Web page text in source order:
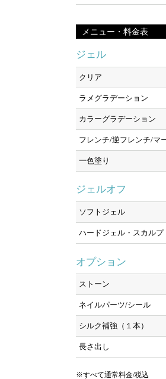
メニュー・料金表
ジェル
クリア
ラメグラデーション
カラーグラデーション
フレンチ/逆フレンチ/マ
一色塗り
ジェルオフ
ソフトジェル
ハードジェル・スカルプ
オプション
ストーン
ネイルパーツ/シール
シルク補強（１本）
長さ出し
※すべて通常料金/税込